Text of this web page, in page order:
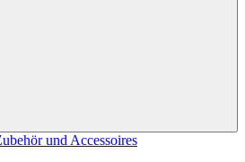
und Accessoires